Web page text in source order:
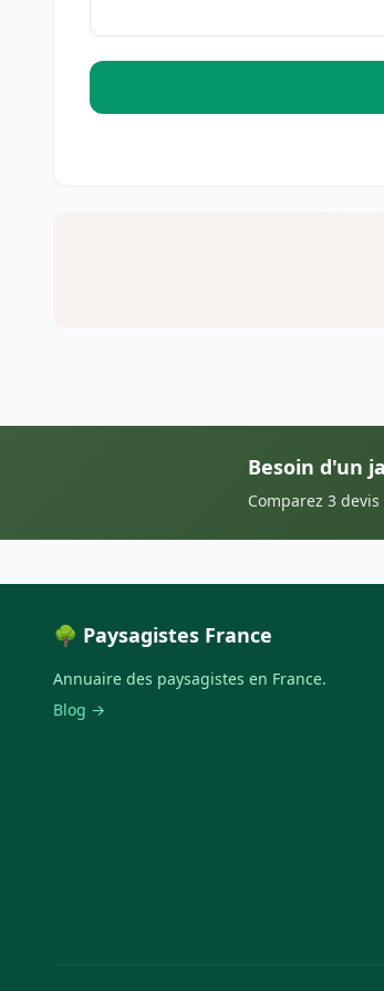
Besoin d'un
Comparez 3
🌳 Paysagistes France
Annuaire des paysagistes en France.
Blog →